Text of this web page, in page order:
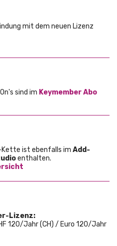
mit dem neuen Lizenz
sind im Keymember Abo
Kette ist ebenfalls im Add-
enthalten.
Lizenz:
120/Jahr (CH) / Euro 120/Jahr